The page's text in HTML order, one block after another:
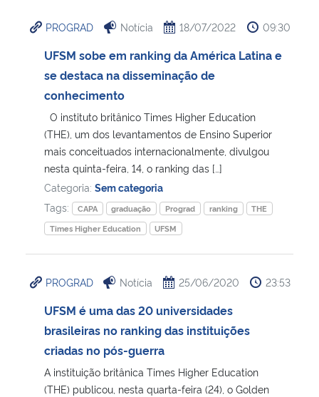
Banco Central do Brasil
PROGRAD Notícia 18/07/2022 09:30
UFSM sobe em ranking da América Latina e
se destaca na disseminação de
conhecimento
O instituto britânico Times Higher Education
(THE), um dos levantamentos de Ensino Superior
mais conceituados internacionalmente, divulgou
nesta quinta-feira, 14, o ranking das […]
Categoria: Sem categoria
Tags:
CAPA graduação Prograd ranking
THE
Times Higher Education
UFSM
PROGRAD Notícia 25/06/2020 23:53
UFSM é uma das 20 universidades
brasileiras no ranking das instituições
criadas no pós-guerra
A instituição britânica Times Higher Education
(THE) publicou, nesta quarta-feira (24), o Golden